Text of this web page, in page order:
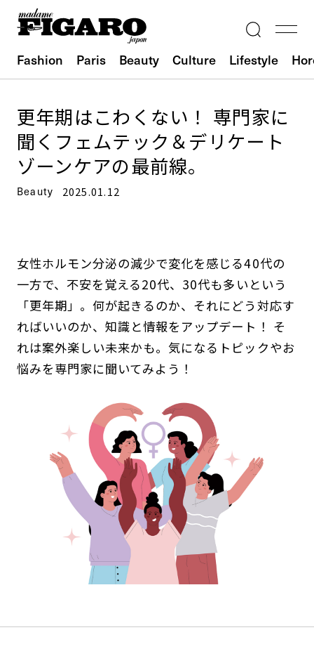
Fashion Paris Beauty Culture Lifestyle
更年期はこわくない！ 専門家に
聞くフェムテック＆デリケート
ゾーンケアの最前線。
Beauty 2025.01.12
女性ホルモン分泌の減少で変化を感じる40代の
一方で、不安を覚える20代、30代も多いという
「更年期」。何が起きるのか、それにどう対応す
ればいいのか、知識と情報をアップデート！ そ
れは案外楽しい未来かも。気になるトピックやお
悩みを専門家に聞いてみよう！